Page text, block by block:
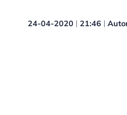
24-04-2020 21:46